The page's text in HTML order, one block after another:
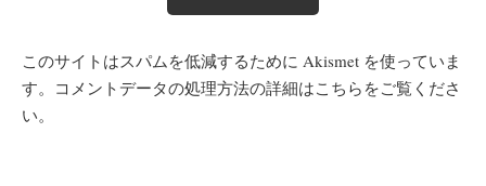
このサイトはスパムを低減するために Akismet を使っていま
す。 コメントデータの処理方法の詳細はこちらをご覧くださ
い。